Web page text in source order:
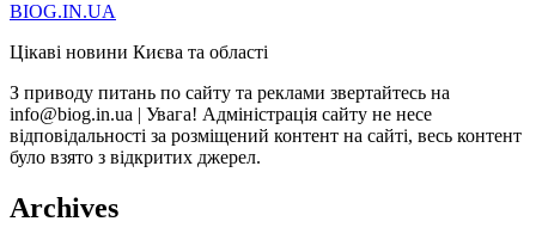
BIOG.IN.UA
Цікаві новини Києва та області
З приводу питань по сайту та реклами звертайтесь на
info@biog.in.ua | Увага! Адміністрація сайту не несе
відповідальності за розміщений контент на сайті, весь контент
було взято з відкритих джерел.
Archives